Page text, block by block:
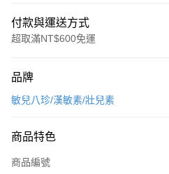
付款與運送方式
超取滿NT$600免運
信用卡一次付款
LINE Pay
Apple Pay
品牌
敏兒八珍/漢敏素/壯兒素
商品特色
商品編號